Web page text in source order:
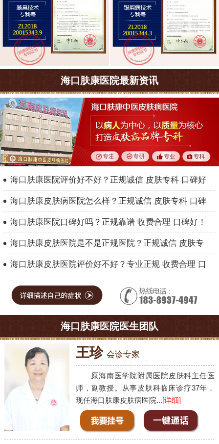
海口肤康医院最新资讯
海口肤康医院评价好不好？正规诚信 皮肤专科 口碑好
海口肤康皮肤病医院怎么样？正规诚信 皮肤专科 口碑
海口肤康医院口碑好吗？正规靠谱 收费合理 口碑好！
海口肤康皮肤医院是不是正规医院？正规诚信 皮肤专
海口肤康皮肤医院评价好不好？专业正规 收费合理 口
海口肤康医院医生团队
王珍 会诊专家
原海南医学院附属医院皮肤科主任医
师，副教授。从事皮肤科临床诊疗37年，
现任海口肤康皮肤病医院...[详细]